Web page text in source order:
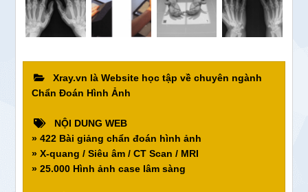
Xray.vn là Website học tập về chuyên ngành
Chẩn Đoán Hình Ảnh
NỘI DUNG WEB
» 422 Bài giảng chẩn đoán hình ảnh
» X-quang / Siêu âm / CT Scan / MRI
» 25.000 Hình ảnh case lâm sàng